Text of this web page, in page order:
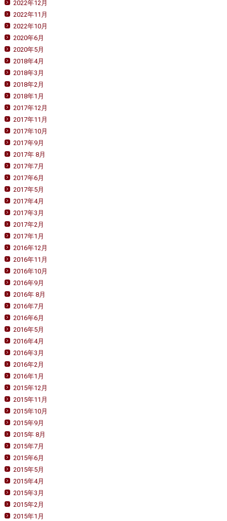
2022年12月
2022年11月
2022年10月
2020年6月
2020年5月
2018年4月
2018年3月
2018年2月
2018年1月
2017年12月
2017年11月
2017年10月
2017年9月
2017年 8月
2017年7月
2017年6月
2017年5月
2017年4月
2017年3月
2017年2月
2017年1月
2016年12月
2016年11月
2016年10月
2016年9月
2016年 8月
2016年7月
2016年6月
2016年5月
2016年4月
2016年3月
2016年2月
2016年1月
2015年12月
2015年11月
2015年10月
2015年9月
2015年 8月
2015年7月
2015年6月
2015年5月
2015年4月
2015年3月
2015年2月
2015年1月